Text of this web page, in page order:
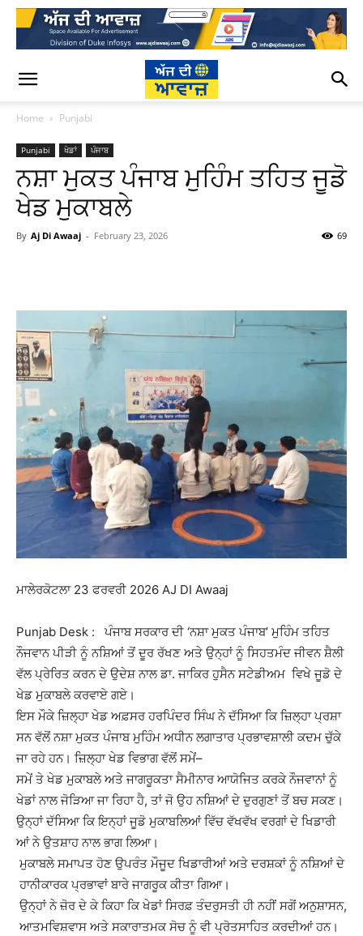
Home Punjabi
Punjabi ਖੇਡਾਂ ਪੰਜਾਬ
ਨਸ਼ਾ ਮੁਕਤ ਪੰਜਾਬ ਮੁਹਿੰਮ ਤਹਿਤ ਜੂਡੋ
ਖੇਡ ਮੁਕਾਬਲੇ
By Aj Di Awaaj - February 23, 2026 69
ਮਾਲੇਰਕੋਟਲਾ 23 ਫਰਵਰੀ 2026 AJ DI Awaaj
Punjab Desk : ਪੰਜਾਬ ਸਰਕਾਰ ਦੀ ‘ਨਸ਼ਾ ਮੁਕਤ ਪੰਜਾਬ’ ਮੁਹਿੰਮ ਤਹਿਤ
ਨੌਜਵਾਨ ਪੀੜੀ ਨੂੰ ਨਸ਼ਿਆਂ ਤੋਂ ਦੂਰ ਰੱਖਣ ਅਤੇ ਉਨ੍ਹਾਂ ਨੂੰ ਸਿਹਤਮੰਦ ਜੀਵਨ ਸ਼ੈਲੀ
ਵੱਲ ਪ੍ਰੇਰਿਤ ਕਰਨ ਦੇ ਉਦੇਸ਼ ਨਾਲ ਡਾ. ਜਾਕਿਰ ਹੁਸੈਨ ਸਟੇਡੀਅਮ ਵਿਖੇ ਜੂਡੋ ਦੇ
ਖੇਡ ਮੁਕਾਬਲੇ ਕਰਵਾਏ ਗਏ।
ਇਸ ਮੌਕੇ ਜ਼ਿਲ੍ਹਾ ਖੇਡ ਅਫ਼ਸਰ ਹਰਪਿੰਦਰ ਸਿੰਘ ਨੇ ਦੱਸਿਆ ਕਿ ਜ਼ਿਲ੍ਹਾ ਪ੍ਰਸ਼ਾ
ਸਨ ਵੱਲੋਂ ਨਸ਼ਾ ਮੁਕਤ ਪੰਜਾਬ ਮੁਹਿੰਮ ਅਧੀਨ ਲਗਾਤਾਰ ਪ੍ਰਭਾਵਸ਼ਾਲੀ ਕਦਮ ਚੁੱਕੇ
ਜਾ ਰਹੇ ਹਨ। ਜ਼ਿਲ੍ਹਾ ਖੇਡ ਵਿਭਾਗ ਵੱਲੋਂ ਸਮੇਂ–
ਸਮੇਂ ਤੇ ਖੇਡ ਮੁਕਾਬਲੇ ਅਤੇ ਜਾਗਰੂਕਤਾ ਸੈਮੀਨਾਰ ਆਯੋਜਿਤ ਕਰਕੇ ਨੌਜਵਾਨਾਂ ਨੂੰ
ਖੇਡਾਂ ਨਾਲ ਜੋੜਿਆ ਜਾ ਰਿਹਾ ਹੈ, ਤਾਂ ਜੋ ਉਹ ਨਸ਼ਿਆਂ ਦੇ ਦੁਰਗੁਣਾਂ ਤੋਂ ਬਚ ਸਕਣ ।
ਉਨ੍ਹਾਂ ਦੱਸਿਆ ਕਿ ਇਨ੍ਹਾਂ ਜੂਡੋ ਮੁਕਾਬਲਿਆਂ ਵਿੱਚ ਵੱਖਵੱਖ ਵਰਗਾਂ ਦੇ ਖਿਡਾਰੀ
ਆਂ ਨੇ ਉਤਸ਼ਾਹ ਨਾਲ ਭਾਗ ਲਿਆ।
ਮੁਕਾਬਲੇ ਸਮਾਪਤ ਹੋਣ ਉਪਰੰਤ ਮੌਜੂਦ ਖਿਡਾਰੀਆਂ ਅਤੇ ਦਰਸ਼ਕਾਂ ਨੂੰ ਨਸ਼ਿਆਂ ਦੇ
ਹਾਨੀਕਾਰਕ ਪ੍ਰਭਾਵਾਂ ਬਾਰੇ ਜਾਗਰੂਕ ਕੀਤਾ ਗਿਆ।
ਉਨ੍ਹਾਂ ਨੇ ਜ਼ੋਰ ਦੇ ਕੇ ਕਿਹਾ ਕਿ ਖੇਡਾਂ ਸਿਰਫ਼ ਤੰਦਰੁਸਤੀ ਹੀ ਨਹੀਂ ਸਗੋਂ ਅਨੁਸ਼ਾਸਨ,
ਆਤਮਵਿਸ਼ਵਾਸ ਅਤੇ ਸਕਾਰਾਤਮਕ ਸੋਚ ਨੂੰ ਵੀ ਪ੍ਰੋਤਸਾਹਿਤ ਕਰਦੀਆਂ ਹਨ।